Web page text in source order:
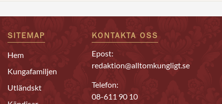
SITEMAP
Hem
Kungafamiljen
Utländskt
KONTAKTA OSS
Epost:
redaktion@alltomkungligt.se
Telefon:
08-611 90 10